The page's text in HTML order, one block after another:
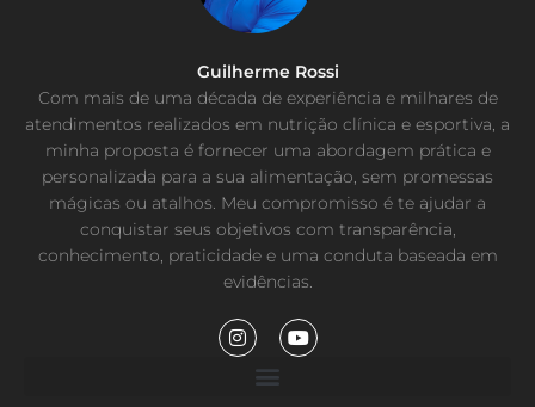
Guilherme Rossi
Com mais de uma década de experiência e milhares de
atendimentos realizados em nutrição clínica e esportiva, a
minha proposta é fornecer uma abordagem prática e
personalizada para a sua alimentação, sem promessas
mágicas ou atalhos. Meu compromisso é te ajudar a
conquistar seus objetivos com transparência,
conhecimento, praticidade e uma conduta baseada em
evidências.
I
n
s
Y
o
u